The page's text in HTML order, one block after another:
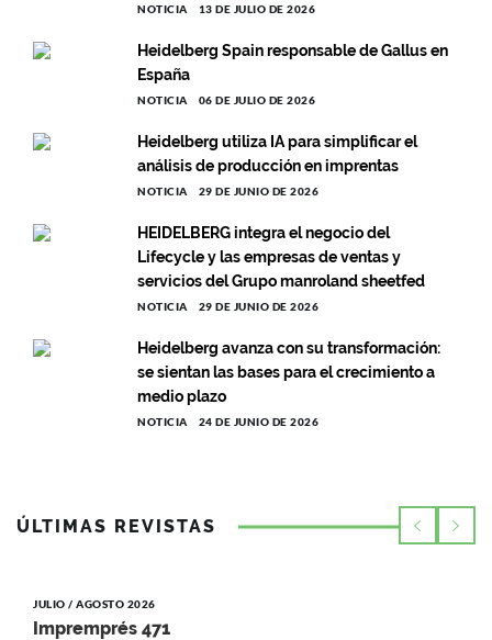
NOTICIA 13 DE JULIO DE 2026
Heidelberg Spain responsable de Gallus en
España
NOTICIA 06 DE JULIO DE 2026
Heidelberg utiliza IA para simplificar el
análisis de producción en imprentas
NOTICIA 29 DE JUNIO DE 2026
HEIDELBERG integra el negocio del
Lifecycle y las empresas de ventas y
servicios del Grupo manroland sheetfed
NOTICIA 29 DE JUNIO DE 2026
Heidelberg avanza con su transformación:
se sientan las bases para el crecimiento a
medio plazo
NOTICIA 24 DE JUNIO DE 2026
ÚLTIMAS REVISTAS
JULIO / AGOSTO 2026
Impremprés 471